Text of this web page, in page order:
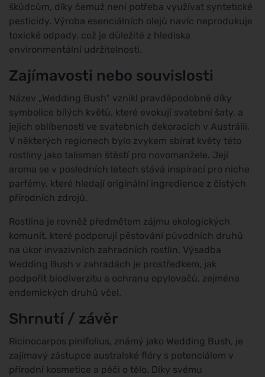
škůdcům, díky čemuž není potřeba využívat syntetické
pesticidy. Výroba esenciálních olejů navíc neprodukuje
toxické odpady, což je důležité z hlediska
environmentální udržitelnosti.
Zajímavosti nebo souvislosti
Název „Wedding Bush" vznikl pravděpodobně díky
symbolice bílých květů, které evokují svatební šaty, a
jejich oblíbenosti ve svatebních dekoracích v Austrálii.
V některých regionech bylo zvykem sbírat květy této
rostliny jako talisman štěstí pro novomanžele. Její
aroma se v posledních letech stává inspirací pro niche
parfémy, které hledají originální ingredience z čistých
přírodních zdrojů.
Rostlina je rovněž předmětem zájmu ekologických
komunit, které podporují pěstování původních druhů
na úkor invazivních zahradních rostlin. Výsadba
Wedding Bush v zahradách je prostředkem, jak
podpořit biodiverzitu a ochranu opylovačů, zejména
endemických druhů včel.
Shrnutí / závěr
Ricinocarpos pinifolius, známý jako Wedding Bush, je
zajímavý zástupce australské flóry s potenciálem v
přírodní kosmetice a péči o tělo. Díky svému